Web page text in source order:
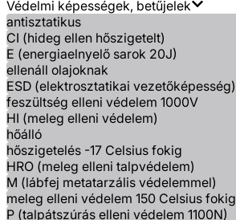
Védelmi képességek, betűjelek
antisztatikus
CI (hideg ellen hőszigetelt)
E (energiaelnyelő sarok 20J)
ellenáll olajoknak
ESD (elektrosztatikai vezetőképesség)
feszültség elleni védelem 1000V
HI (meleg elleni védelem)
hőálló
hőszigetelés -17 Celsius fokig
HRO (meleg elleni talpvédelem)
M (lábfej metatarzális védelemmel)
meleg elleni védelem 150 Celsius fokig
P (talpátszúrás elleni védelem 1100N)